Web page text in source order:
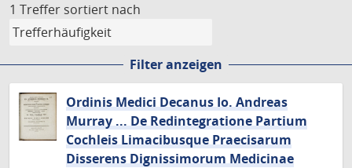
1 Treffer sortiert nach
Filter anzeigen
Ordinis Medici Decanus Io. Andreas
Murray ... De Redintegratione Partium
Cochleis Limacibusque Praecisarum
Disserens Dignissimorum Medicinae